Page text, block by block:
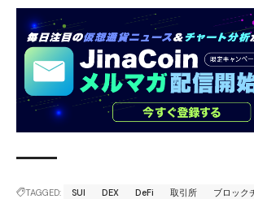
TAGGED: SUI DEX DeFi 取引所
ブロック